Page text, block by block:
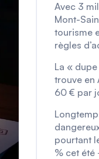
Avec 3
Mont-
tourisme
règles
La «
trouve en
60 € par
pourtant
% cet